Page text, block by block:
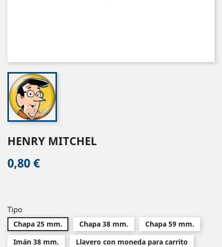
HENRY MITCHEL
0,80 €
Tipo
Chapa 25 mm. Chapa 38 mm.
Chapa 59 mm.
Imán 38 mm.
Llavero con moneda para carrito